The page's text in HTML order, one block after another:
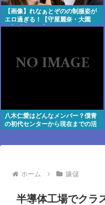
【画像】れなぁとぞのの制服姿が
エロ過ぎる！【守屋麗奈・大園
玲】【櫻坂46】
八木仁愛はどんなメンバー？僕青
の初代センターから現在までの活
ホーム 嫌儲
半導体工場でクラ